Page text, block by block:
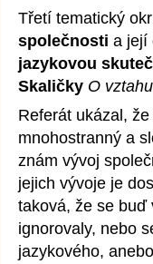
Třetí tematický
společnosti a její
jazykovou
Skaličky O
Referát ukázal,
mnohostranný a
znám vývoj
jejich vývoje je
taková, že se buď
ignorovaly, nebo
jazykového,